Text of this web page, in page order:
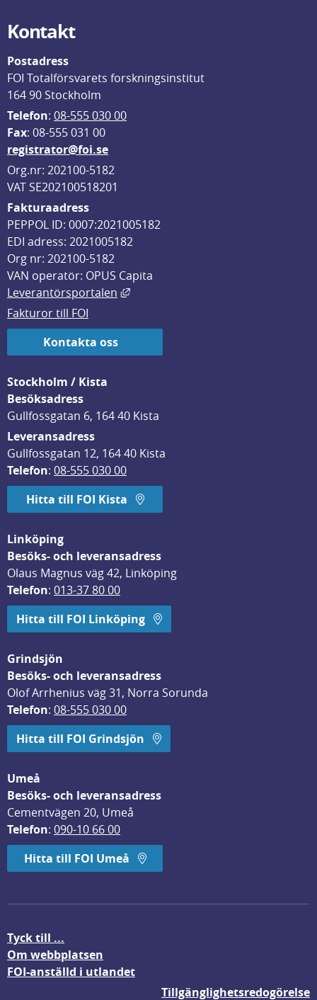
Kontakt
Postadress
FOI Totalförsvarets forskningsinstitut
164 90 Stockholm
Telefon: 08-555 030 00
Fax: 08-555 031 00
registrator@foi.se
Org.nr: 202100-5182
VAT SE202100518201
Fakturaadress
PEPPOL ID: 0007:2021005182
EDI adress: 2021005182
Org nr: 202100-5182
VAN operatör: OPUS Capita
Leverantörsportalen
Länk till annan webbplats, öppnas
Fakturor till FOI
Kontakta oss
Stockholm / Kista
Besöksadress
Gullfossgatan 6, 164 40 Kista
Leveransadress
Gullfossgatan 12, 164 40 Kista
Telefon: 08-555 030 00
Hitta till FOI Kista
Linköping
Besöks- och leveransadress
Olaus Magnus väg 42, Linköping
Telefon: 013-37 80 00
Hitta till FOI Linköping
Grindsjön
Besöks- och leveransadress
Olof Arrhenius väg 31, Norra Sorunda
Telefon: 08-555 030 00
Hitta till FOI Grindsjön
Umeå
Besöks- och leveransadress
Cementvägen 20, Umeå
Telefon: 090-10 66 00
Hitta till FOI Umeå
Tyck till ...
Om webbplatsen
FOI-anställd i utlandet
Tillgänglighetsredogörelse